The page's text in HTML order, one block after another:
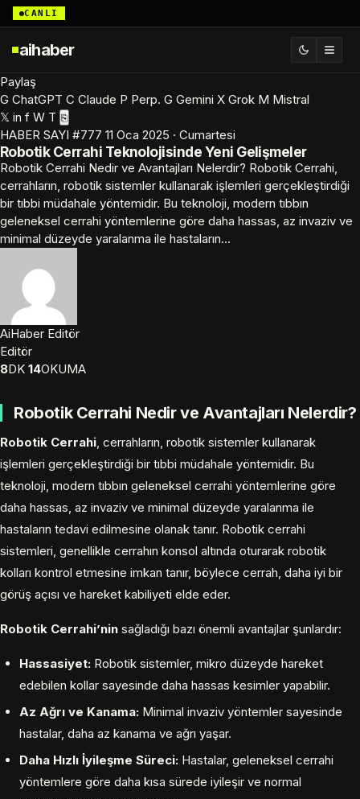
CANLI
aihaber
Paylaş
G ChatGPT C Claude P Perp. G Gemini X Grok M Mistral
𝕏 in f W T ⎘
HABER SAYI #777 11 Oca 2025 · Cumartesi
Robotik Cerrahi Teknolojisinde Yeni Gelişmeler
Robotik Cerrahi Nedir ve Avantajları Nelerdir? Robotik Cerrahi,
cerrahların, robotik sistemler kullanarak işlemleri gerçekleştirdiği
bir tıbbi müdahale yöntemidir. Bu teknoloji, modern tıbbın
geleneksel cerrahi yöntemlerine göre daha hassas, az invaziv ve
minimal düzeyde yaralanma ile hastaların…
AiHaber Editör
Editör
8DK 14OKUMA
Robotik Cerrahi Nedir ve Avantajları Nelerdir?
Robotik Cerrahi, cerrahların, robotik sistemler kullanarak
işlemleri gerçekleştirdiği bir tıbbi müdahale yöntemidir. Bu
teknoloji, modern tıbbın geleneksel cerrahi yöntemlerine göre
daha hassas, az invaziv ve minimal düzeyde yaralanma ile
hastaların tedavi edilmesine olanak tanır. Robotik cerrahi
sistemleri, genellikle cerrahın konsol altında oturarak robotik
kolları kontrol etmesine imkan tanır, böylece cerrah, daha iyi bir
görüş açısı ve hareket kabiliyeti elde eder.
Robotik Cerrahi’nin sağladığı bazı önemli avantajlar şunlardır:
Hassasiyet: Robotik sistemler, mikro düzeyde hareket
edebilen kollar sayesinde daha hassas kesimler yapabilir.
Az Ağrı ve Kanama: Minimal invaziv yöntemler sayesinde
hastalar, daha az kanama ve ağrı yaşar.
Daha Hızlı İyileşme Süreci: Hastalar, geleneksel cerrahi
yöntemlere göre daha kısa sürede iyileşir ve normal